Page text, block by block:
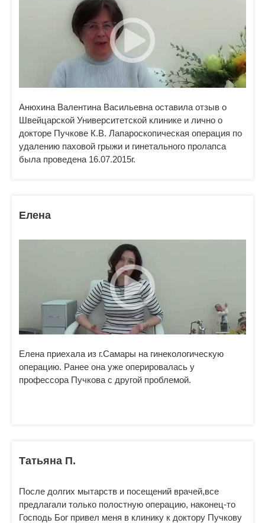
Анюхина Валентина Васильевна оставила отзыв о
Швейцарской Университетской клинике и лично о
докторе Пучкове К.В. Лапароскопическая операция по
удалению паховой грыжи и гинетального пролапса
была проведена 16.07.2015г.
Елена
Елена приехала из г.Самары на гинекологическую
операцию. Ранее она уже оперировалась у
профессора Пучкова с другой проблемой.
Татьяна П.
После долгих мытарств и посещений врачей,все
предлагали только полостную операцию, наконец-то
Господь Бог привел меня в клинику к доктору Пучкову